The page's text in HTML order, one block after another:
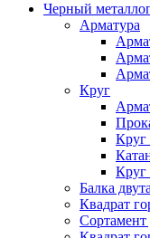
Черный
Арматура
Круг
Круг
Круг
Балка
Квадрат
Сортамент